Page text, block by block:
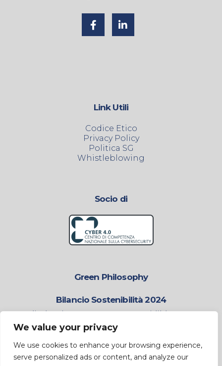
We value your privacy
We use cookies to enhance your browsing experience,
serve personalized ads or content, and analyze our
Link Utili
Codice Etico
Privacy Policy
Politica SG
Whistleblowing
Socio di
Green Philosophy
Bilancio Sostenibilità 2024
Contribuire al Futuro con Responsabilità e
Sostenibilità.
Scarica il BdS 2024